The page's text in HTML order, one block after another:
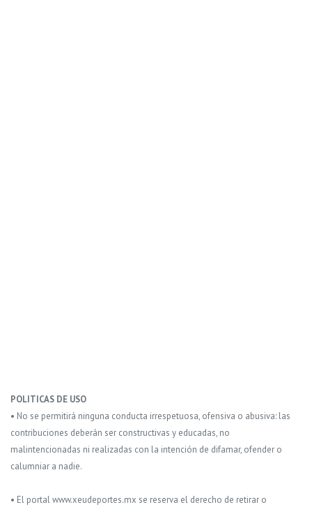
POLITICAS DE USO
• No se permitirá ninguna conducta irrespetuosa, ofensiva o abusiva: las
contribuciones deberán ser constructivas y educadas, no
malintencionadas ni realizadas con la intención de difamar, ofender o
calumniar a nadie.
• El portal www.xeudeportes.mx se reserva el derecho de retirar o